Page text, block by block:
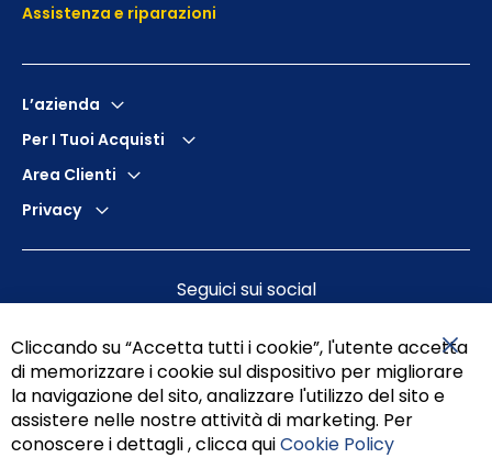
Assistenza e riparazioni
L’azienda
Per I Tuoi Acquisti
Area Clienti
Privacy
Seguici sui social
Cliccando su “Accetta tutti i cookie”, l'utente accetta
di memorizzare i cookie sul dispositivo per migliorare
la navigazione del sito, analizzare l'utilizzo del sito e
assistere nelle nostre attività di marketing. Per
conoscere i dettagli , clicca quiCookie Policy